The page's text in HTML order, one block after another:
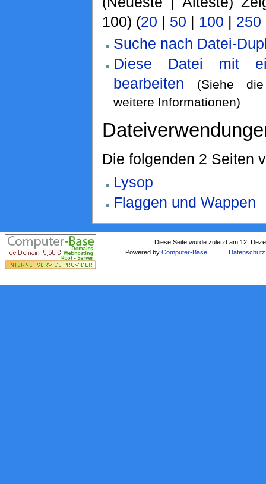
100) (20 | 50 | 100 | 250
Suche nach Datei-
Diese Datei mit
bearbeiten
(Siehe
weitere Informationen)
Die folgenden 2 Seiten
Lysop
Flaggen und Wappen
Diese Seite wurde zuletzt am 12.
Powered byComputer-Base Datenschutz